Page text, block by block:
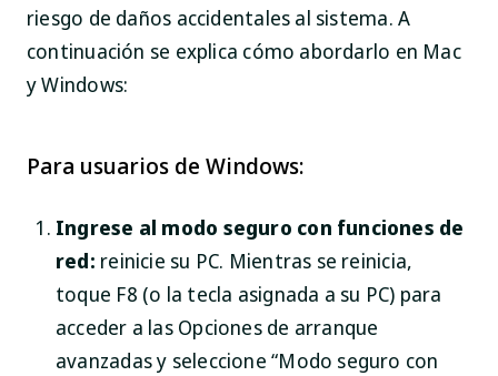
riesgo de daños accidentales al sistema. A
continuación se explica cómo abordarlo en Mac
y Windows:
Para usuarios de Windows:
Ingrese al modo seguro con funciones de
red: reinicie su PC. Mientras se reinicia,
toque F8 (o la tecla asignada a su PC) para
acceder a las Opciones de arranque
avanzadas y seleccione “Modo seguro con